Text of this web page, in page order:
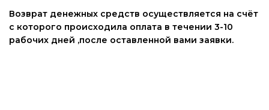
Возврат денежных средств осуществляется на счёт
с которого происходила оплата в течении 3-10
рабочих дней ,после оставленной вами заявки.